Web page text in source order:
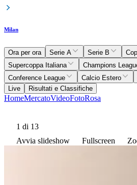
Milan
Ora per ora Serie A Serie B
Supercoppa Italiana
Champions
Conference League
Calcio Estero
Live
Risultati e Classifiche
HomeMercatoVideoFotoRosa
1 di 13
Avvia slideshow
Fullscreen